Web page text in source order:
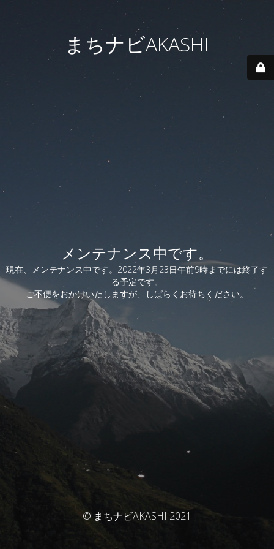
まちナビAKASHI
メンテナンス中です。
現在、メンテナンス中です。2022年3月23日午前9時までには終了す
る予定です。
ご不便をおかけいたしますが、しばらくお待ちください。
© まちナビAKASHI 2021